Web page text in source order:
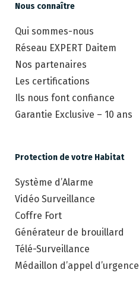
Nous connaître
Qui sommes-nous
Réseau EXPERT Daitem
Nos partenaires
Les certifications
Ils nous font confiance
Garantie Exclusive – 10 ans
Protection de votre Habitat
Système d’Alarme
Vidéo Surveillance
Coffre Fort
Générateur de brouillard
Télé-Surveillance
Médaillon d’appel d’urgence